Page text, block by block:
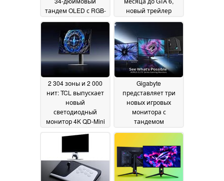
тандем OLED с RGB-
360 Гц10 June 2026
новый трейлер
05 June
2 304 зоны и 2 000
нит: TCL выпускает
новый
светодиодный
монитор 4K QD-Mini
Gigabyte
представляет три
новых игровых
монитора с
тандемом